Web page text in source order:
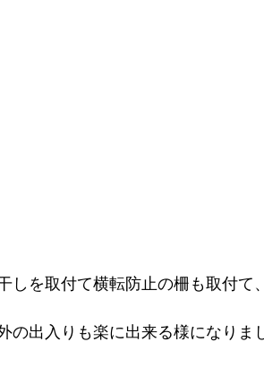
しを取付て横転防止の柵も取付て
の出入りも楽に出来る様になりま